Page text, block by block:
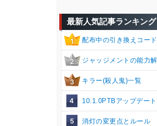
最新人気記事ランキング
1 配布中の引き換えコー
2 ジャッジメントの能力
3 キラー(殺人鬼)一覧
4 10.1.0PTBアップデー
5 消灯の変更点とルール